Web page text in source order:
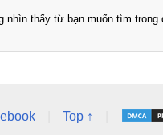
nhìn thấy từ bạn muốn tìm
Top ↑